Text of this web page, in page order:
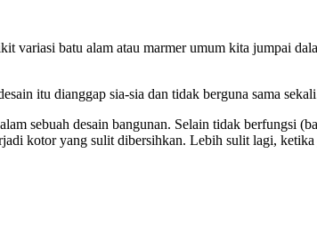
variasi batu alam atau marmer umum kita jumpai
itu dianggap sia-sia dan tidak berguna sama
sebuah desain bangunan. Selain tidak berfungsi
kotor yang sulit dibersihkan. Lebih sulit lagi,